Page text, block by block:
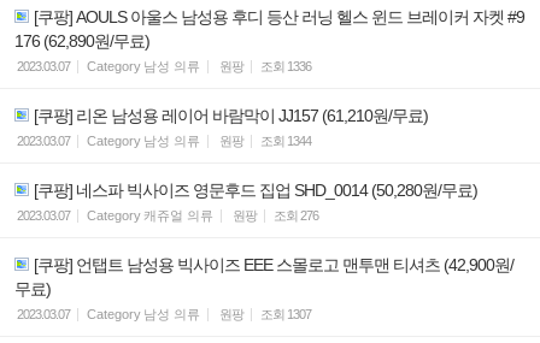
[쿠팡] AOULS 아울스 남성용 후디 등산 러닝 헬스 윈드 브레이커 자켓 #9
176 (62,890원/무료)
2023.03.07 Category 남성 의류 원팡 조회 1336
[쿠팡] 리온 남성용 레이어 바람막이 JJ157 (61,210원/무료)
2023.03.07 Category 남성 의류 원팡 조회 1344
[쿠팡] 네스파 빅사이즈 영문후드 집업 SHD_0014 (50,280원/무료)
2023.03.07 Category 캐쥬얼 의류 원팡 조회 276
[쿠팡] 언탭트 남성용 빅사이즈 EEE 스몰로고 맨투맨 티셔츠 (42,900원/
무료)
2023.03.07 Category 남성 의류 원팡 조회 1307